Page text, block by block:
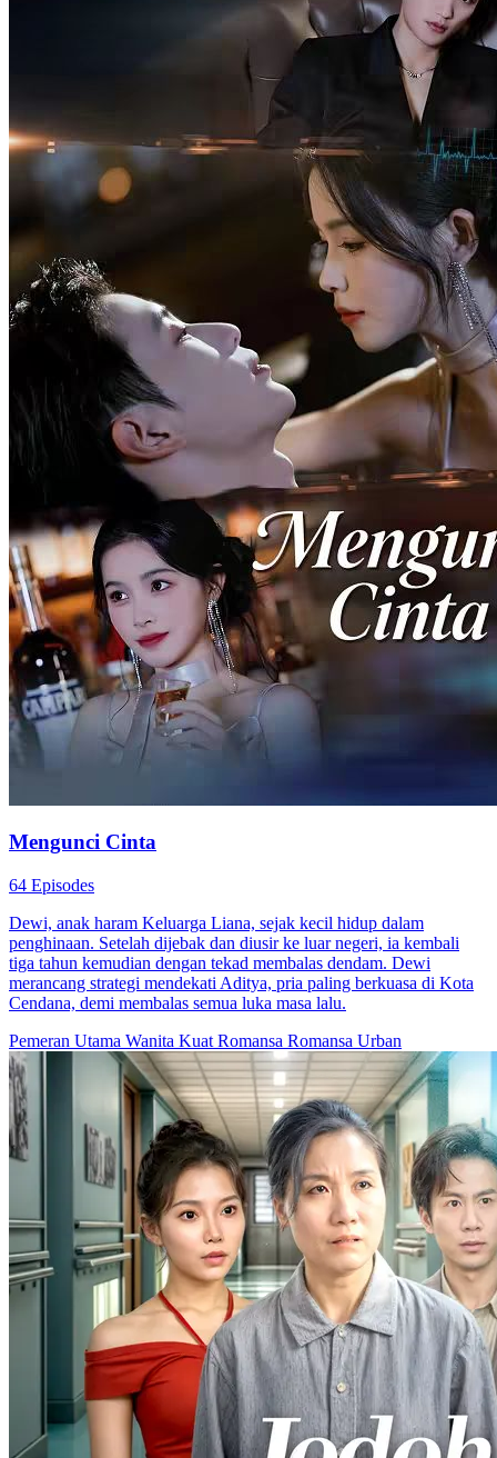
Mengunci Cinta
64 Episodes
Dewi, anak haram Keluarga Liana, sejak kecil hidup dalam
penghinaan. Setelah dijebak dan diusir ke luar negeri, ia kembali
tiga tahun kemudian dengan tekad membalas dendam. Dewi
merancang strategi mendekati Aditya, pria paling berkuasa di Kota
Cendana, demi membalas semua luka masa lalu.
Pemeran Utama Wanita Kuat Romansa Romansa Urban